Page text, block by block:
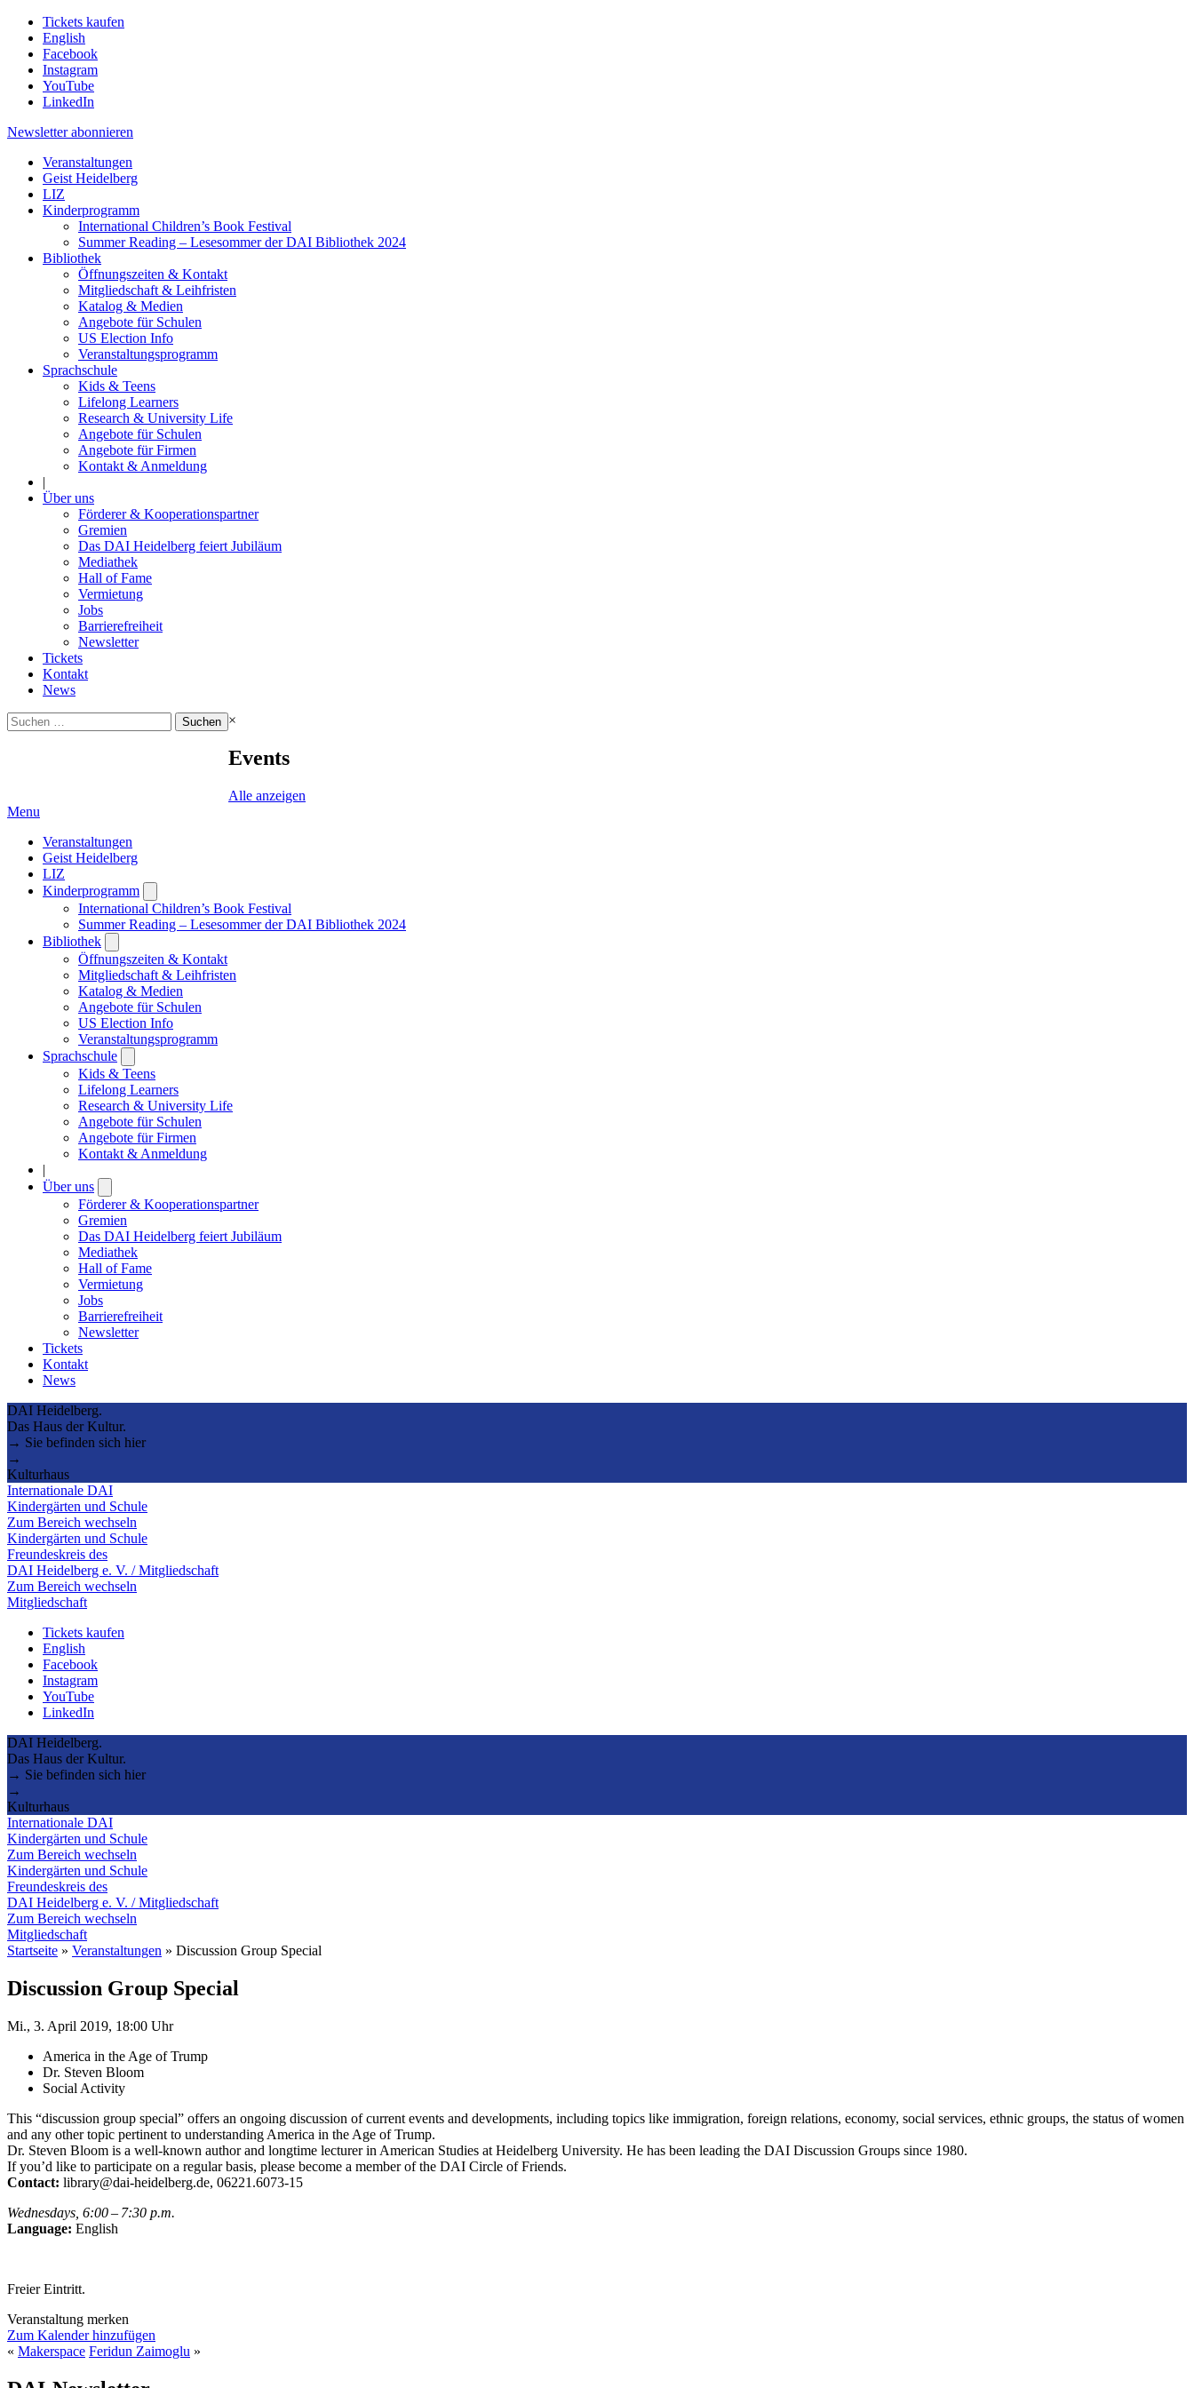
Tickets kaufen
English
Facebook
Instagram
YouTube
LinkedIn
Newsletter abonnieren
Veranstaltungen
Geist Heidelberg
LIZ
Kinderprogramm
International Children’s Book Festival
Summer Reading – Lesesommer der DAI Bibliothek 2024
Bibliothek
Öffnungszeiten & Kontakt
Mitgliedschaft & Leihfristen
Katalog & Medien
Angebote für Schulen
US Election Info
Veranstaltungsprogramm
Sprachschule
Kids & Teens
Lifelong Learners
Research & University Life
Angebote für Schulen
Angebote für Firmen
Kontakt & Anmeldung
|
Über uns
Förderer & Kooperationspartner
Gremien
Das DAI Heidelberg feiert Jubiläum
Mediathek
Hall of Fame
Vermietung
Jobs
Barrierefreiheit
Newsletter
Tickets
Kontakt
News
Suchen
nach:
×
Events
Alle anzeigen
Menu
Veranstaltungen
Geist Heidelberg
LIZ
Kinderprogramm
submenu
International Children’s Book Festival
Summer Reading – Lesesommer der DAI Bibliothek 2024
Bibliothek
submenu
Öffnungszeiten & Kontakt
Mitgliedschaft & Leihfristen
Katalog & Medien
Angebote für Schulen
US Election Info
Veranstaltungsprogramm
Sprachschule
submenu
Kids & Teens
Lifelong Learners
Research & University Life
Angebote für Schulen
Angebote für Firmen
Kontakt & Anmeldung
|
Über uns
submenu
Förderer & Kooperationspartner
Gremien
Das DAI Heidelberg feiert Jubiläum
Mediathek
Hall of Fame
Vermietung
Jobs
Barrierefreiheit
Newsletter
Tickets
Kontakt
News
DAI Heidelberg.
Das Haus der Kultur.
→ Sie befinden sich hier
→
Kulturhaus
Internationale DAI
Kindergärten und Schule
Zum Bereich wechseln
Kindergärten und Schule
Freundeskreis des
DAI Heidelberg e. V. / Mitgliedschaft
Zum Bereich wechseln
Mitgliedschaft
Tickets kaufen
English
Facebook
Instagram
YouTube
LinkedIn
DAI Heidelberg.
Das Haus der Kultur.
→ Sie befinden sich hier
→
Kulturhaus
Internationale DAI
Kindergärten und Schule
Zum Bereich wechseln
Kindergärten und Schule
Freundeskreis des
DAI Heidelberg e. V. / Mitgliedschaft
Zum Bereich wechseln
Mitgliedschaft
Startseite » Veranstaltungen » Discussion Group Special
Discussion Group Special
Mi., 3. April 2019, 18:00 Uhr
America in the Age of Trump
Dr. Steven Bloom
Social Activity
This “discussion group special” offers an ongoing discussion of current events and developments, including topics like immigration, foreign relations, economy, social services, ethnic groups, the status of women
and any other topic pertinent to understanding America in the Age of Trump.
Dr. Steven Bloom is a well-known author and longtime lecturer in American Studies at Heidelberg University. He has been leading the DAI Discussion Groups since 1980.
If you’d like to participate on a regular basis, please become a member of the DAI Circle of Friends.
Contact: library@dai-heidelberg.de, 06221.6073-15
Wednesdays, 6:00 – 7:30 p.m.
Language: English
Freier Eintritt.
Veranstaltung merken
Zum Kalender hinzufügen
« Makerspace Feridun Zaimoglu »